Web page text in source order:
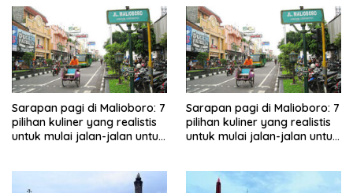
Sarapan pagi di Malioboro: 7
pilihan kuliner yang realistis
untuk mulai jalan-jalan untuk
Sarapan pagi di Malioboro: 7
pilihan kuliner yang realistis
untuk mulai jalan-jalan untuk